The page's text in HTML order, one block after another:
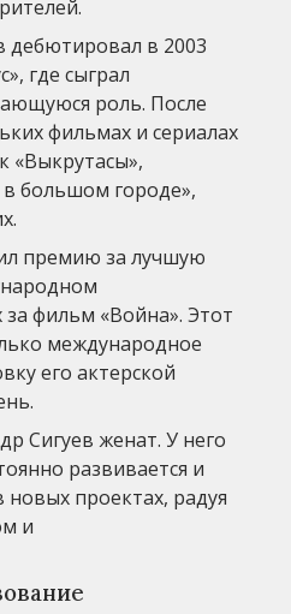
дебютировал в 2003
где сыграл
роль. После
фильмах и сериалах
«Выкрутасы»,
большом городе»,
премию за лучшую
фильм «Война». Этот
международное
его актерской
Сигуев женат. У него
развивается и
проектах, радуя
и